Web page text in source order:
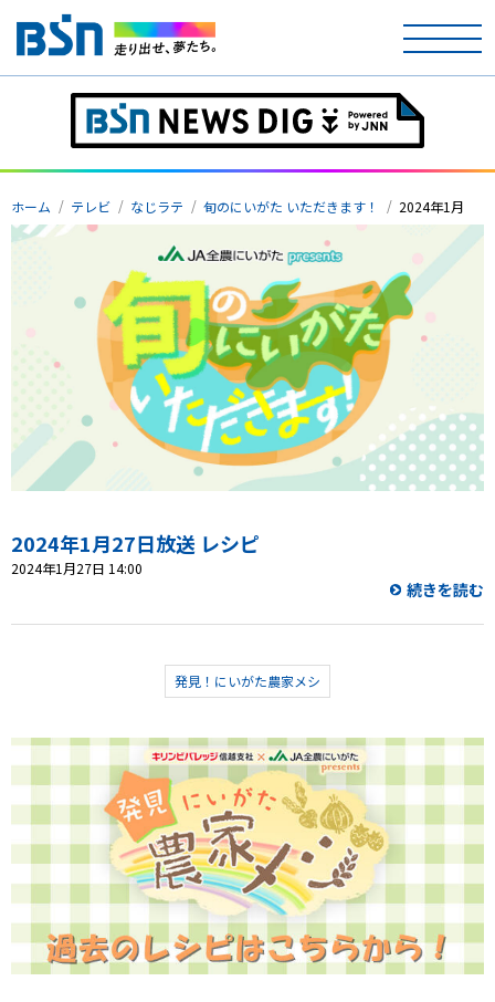
テレビ
ラジオ
アナウンサー
イベント
ニュース
天気
プレゼント
お問い合わせ
ホーム テレビ なじラテ 旬のにいがた いただきます！ 2024年1月
2024年1月27日放送 レシピ
2024年1月27日 14:00
続きを読む
発見！にいがた農家メシ